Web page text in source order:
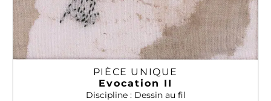
PIÈCE UNIQUE
Evocation II
Discipline : Dessin au fil